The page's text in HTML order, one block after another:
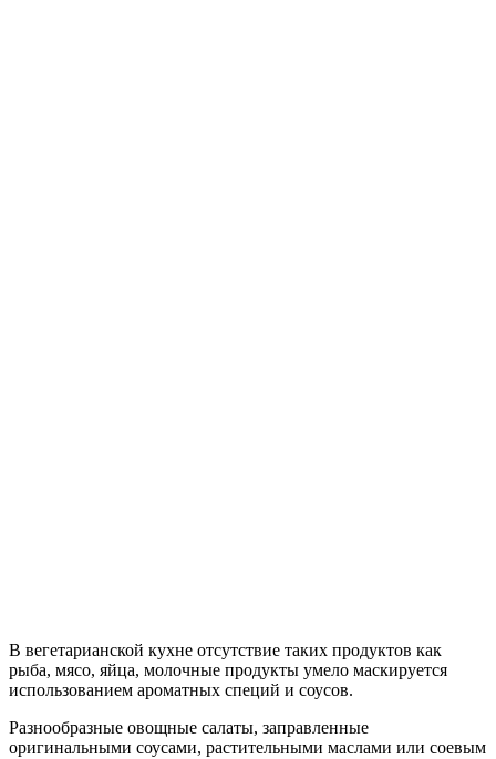
В вегетарианской кухне отсутствие таких продуктов как
рыба, мясо, яйца, молочные продукты умело маскируется
использованием ароматных специй и соусов.
Разнообразные овощные салаты, заправленные
оригинальными соусами, растительными маслами или соевым